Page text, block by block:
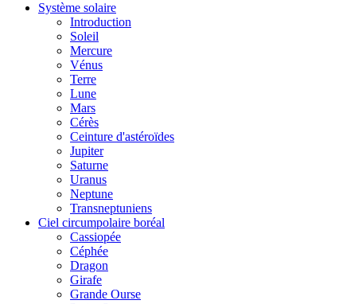
Système solaire
Introduction
Soleil
Mercure
Vénus
Terre
Lune
Mars
Cérès
Ceinture d'astéroïdes
Jupiter
Saturne
Uranus
Neptune
Transneptuniens
Ciel circumpolaire boréal
Cassiopée
Céphée
Dragon
Girafe
Grande Ourse